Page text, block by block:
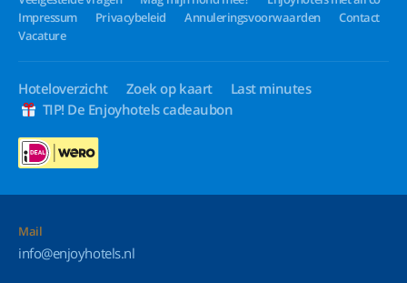
Impressum
Privacybeleid Annuleringsvoorwaarden
Contact
Vacature
Hoteloverzicht Zoek op kaart
Last minutes
TIP! De Enjoyhotels cadeaubon
Mail
info@enjoyhotels.nl